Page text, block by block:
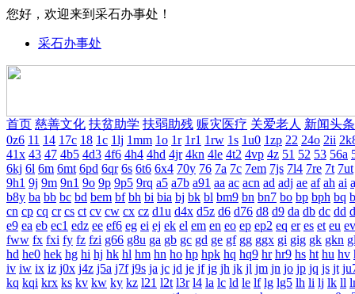
您好，欢迎来到采石办事处！
采石办事处
首页 慈善文化 扶贫助学 扶弱助残 赈灾医疗 关爱老人 新闻头条
0z6 11 14 17c 18 1c 1lj 1mm 1o 1r 1r1 1rw 1s 1u0 1zp 22 24o 2ii
41x 43 47 4b5 4d3 4f6 4h4 4hd 4jr 4kn 4le 4t2 4vp 4z 51 52 53 56a
6kj 6l 6m 6mt 6pd 6qr 6s 6t6 6x4 70y 76 7a 7c 7em 7js 7l4 7re 7t 7ut
9h1 9j 9m 9n1 9o 9p 9p5 9rq a5 a7b a91 aa ac acn ad adj ae af ah ai
b8y ba bb bc bd bem bf bh bi bia bj bk bl bm9 bn bn7 bo bp bph bq
cn cp cq cr cs ct cv cw cx cz d1u d4x d5z d6 d76 d8 d9 da db dc dd
e9 ea eb ec1 edz ee ef6 eg ei ej ek el em en eo ep ep2 eq er es et eu ev
fww fx fxi fy fz fzi g66 g8u ga gb gc gd ge gf gg ggx gi gig gk gkn
hd he0 hek hg hi hj hk hl hm hn ho hp hpk hq hq9 hr hr9 hs ht hu hv
iv iw ix iz j0x j4z j5a j7f j9s ja jc jd je jf jg jh jk jl jm jn jo jp jq js jt
kq kqi krx ks kv kw ky kz l21 l2t l3r l4 la lc ld le lf lg lg5 lh li lj lk ll